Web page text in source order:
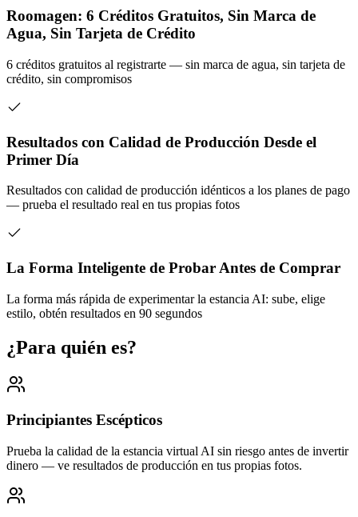
Roomagen: 6 Créditos Gratuitos, Sin Marca de
Agua, Sin Tarjeta de Crédito
6 créditos gratuitos al registrarte — sin marca de agua, sin tarjeta de
crédito, sin compromisos
Resultados con Calidad de Producción Desde el
Primer Día
Resultados con calidad de producción idénticos a los planes de pago
— prueba el resultado real en tus propias fotos
La Forma Inteligente de Probar Antes de Comprar
La forma más rápida de experimentar la estancia AI: sube, elige
estilo, obtén resultados en 90 segundos
¿Para quién es?
Principiantes Escépticos
Prueba la calidad de la estancia virtual AI sin riesgo antes de invertir
dinero — ve resultados de producción en tus propias fotos.